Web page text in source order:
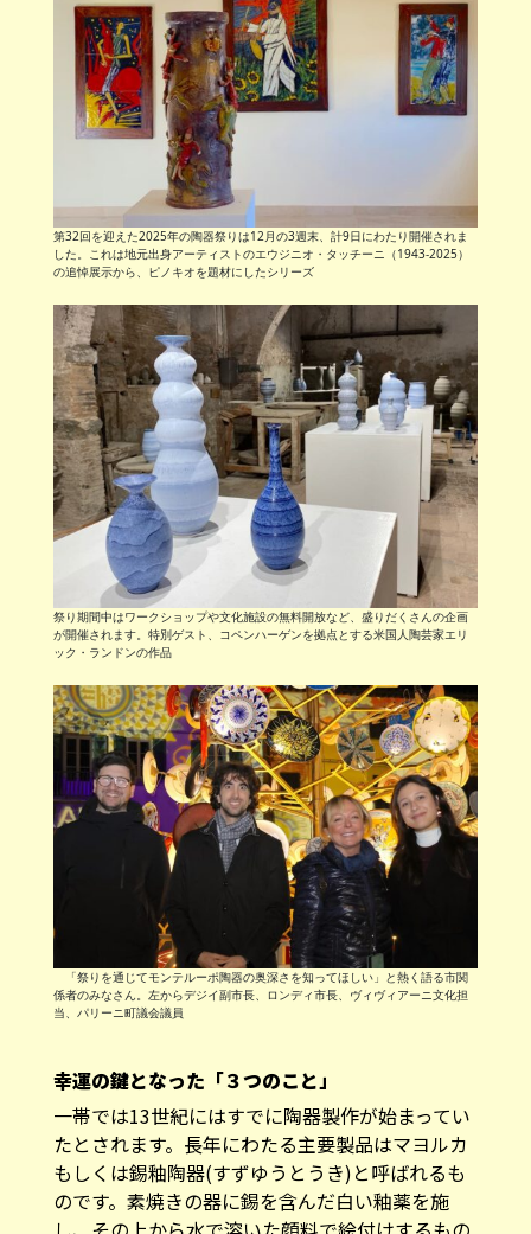
第32回を迎えた2025年の陶器祭りは12月の3週末、計9日にわたり開催されま
した。これは地元出身アーティストのエウジニオ・タッチーニ（1943-2025）
の追悼展示から、ピノキオを題材にしたシリーズ
祭り期間中はワークショップや文化施設の無料開放など、盛りだくさんの企画
が開催されます。特別ゲスト、コペンハーゲンを拠点とする米国人陶芸家エリ
ック・ランドンの作品
「祭りを通じてモンテルーポ陶器の奥深さを知ってほしい」と熱く語る市関
係者のみなさん。左からデジイ副市長、ロンディ市長、ヴィヴィアーニ文化担
当、パリーニ町議会議員
一帯では13世紀にはすでに陶器製作が始まってい
たとされます。長年にわたる主要製品はマヨルカ
もしくは錫釉陶器(すずゆうとうき)と呼ばれるも
のです。素焼きの器に錫を含んだ白い釉薬を施
し、その上から水で溶いた顔料で絵付けするもの